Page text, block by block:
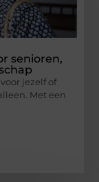
senioren,
jezelf of
Met een